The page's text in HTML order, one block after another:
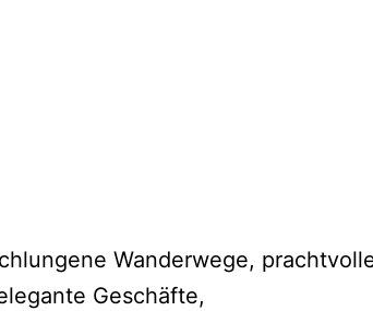
Wanderwege,
Geschäfte,